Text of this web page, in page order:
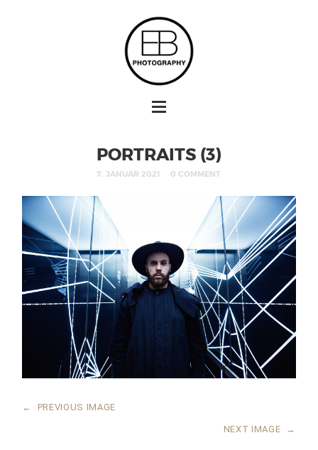
PORTRAITS (3)
7. JANUAR 2021 0 COMMENT
← PREVIOUS IMAGE
NEXT IMAGE →